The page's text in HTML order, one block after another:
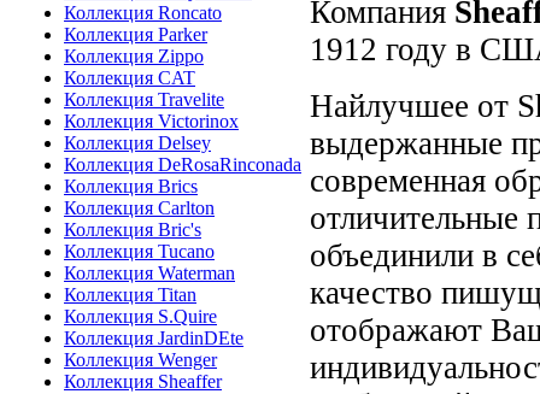
Коллекция Roncato
Коллекция Parker
Коллекция Zippo
Коллекция CAT
Коллекция Travelite
Коллекция Victorinox
Коллекция Delsey
Коллекция DeRosaRinconada
Коллекция Brics
Коллекция Carlton
Коллекция Bric's
Коллекция Tucano
Коллекция Waterman
Коллекция Titan
Коллекция S.Quire
Коллекция JardinDEte
Коллекция Wenger
Коллекция Sheaffer
Компания
1912 году в
Найлучшее от
выдержанные
современная
отличительные
объединили в
качество
отображают